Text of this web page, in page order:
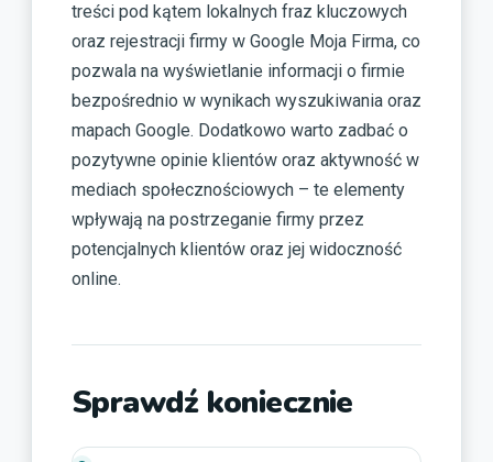
treści pod kątem lokalnych fraz kluczowych
oraz rejestracji firmy w Google Moja Firma, co
pozwala na wyświetlanie informacji o firmie
bezpośrednio w wynikach wyszukiwania oraz
mapach Google. Dodatkowo warto zadbać o
pozytywne opinie klientów oraz aktywność w
mediach społecznościowych – te elementy
wpływają na postrzeganie firmy przez
potencjalnych klientów oraz jej widoczność
online.
Sprawdź koniecznie